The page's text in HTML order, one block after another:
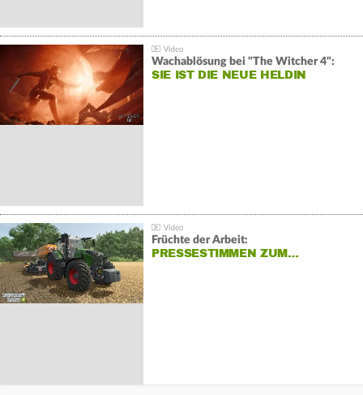
Wachablösung bei "The Witcher 4":
SIE IST DIE NEUE HELDIN
Früchte der Arbeit:
PRESSESTIMMEN ZUM…